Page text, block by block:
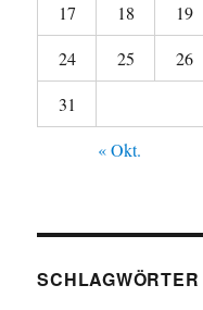
17
18 19
24
25 26
31
« Okt.
SCHLAGWÖRTER